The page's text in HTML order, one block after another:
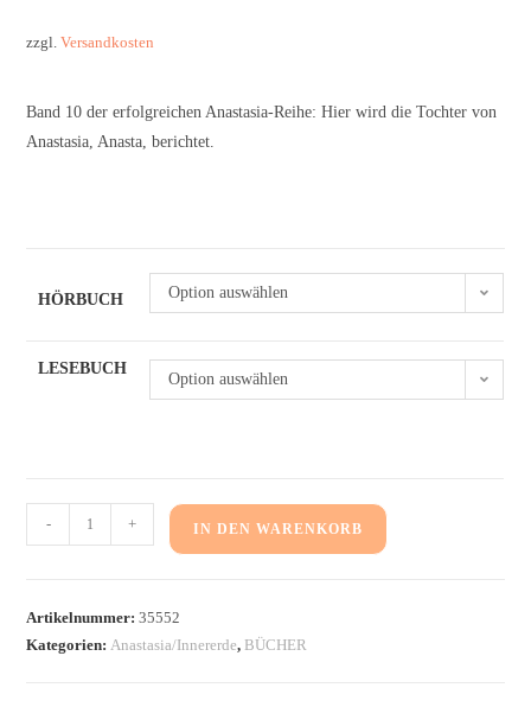
zzgl.Versandkosten
Band 10 der erfolgreichen Anastasia-Reihe: Hier wird die Tochter von
Anastasia, Anasta, berichtet.
HÖRBUCH Option auswählen
LESEBUCH
Option auswählen
- + IN DEN WARENKORB
Artikelnummer:35552
Kategorien:Anastasia/Innererde, BÜCHER